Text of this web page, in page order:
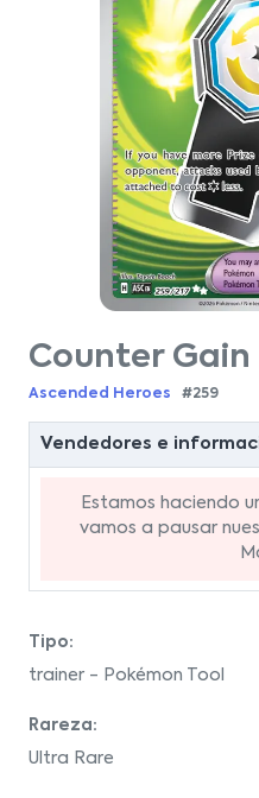
Counter Gain
Ascended Heroes #259
Vendedores e
Estamos haciendo
vamos a pausar
Tipo:
trainer - Pokémon Tool
Rareza:
Ultra Rare